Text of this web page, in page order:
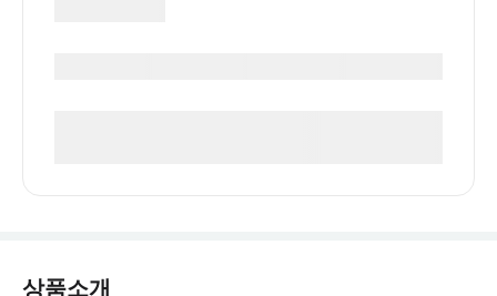
상품소개